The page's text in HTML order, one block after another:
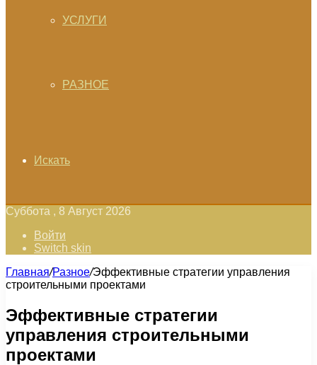
УСЛУГИ
РАЗНОЕ
Искать
Суббота , 8 Август 2026
Войти
Switch skin
Главная/Разное/Эффективные стратегии управления
строительными проектами
Эффективные стратегии
управления строительными
проектами